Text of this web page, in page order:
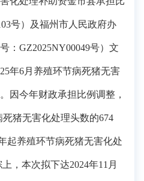
号）及福州市人民政府办
：GZ2025NY00049号）文
年6月养殖环节病死猪无害
因今年财政承担比例调整，
死猪无害化处理头数的674
起养殖环节病死猪无害化处
，本次拟下达2024年11月